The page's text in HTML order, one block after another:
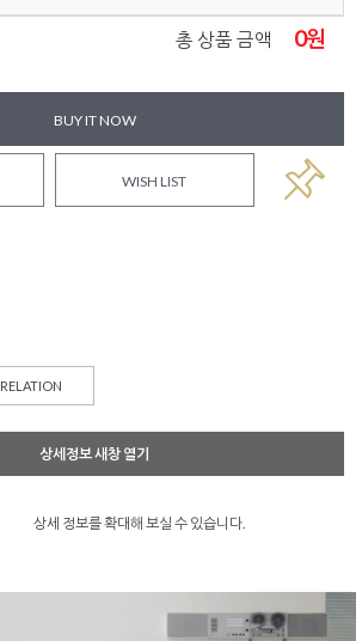
총 상품 금액 0원
BUY IT NOW
WISH LIST
RELATION
상세정보 새창 열기
상세 정보를 확대해 보실 수 있습니다.